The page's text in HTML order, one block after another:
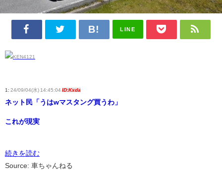
LINE
1: 24/09/04(水) 14:45:04 ID:Kxda
ネット民「うはwマスタング買うわ」
これが現実
続きを読む
Source: 車ちゃんねる